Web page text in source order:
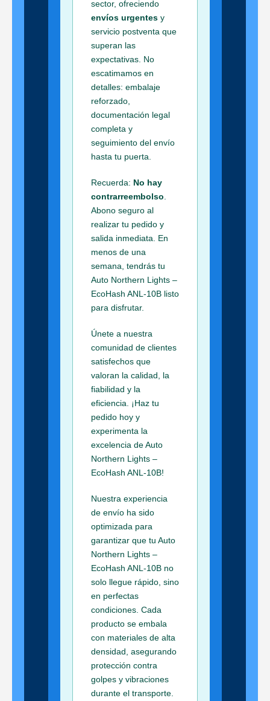
sector, ofreciendo
envíos urgentes y
servicio postventa que
superan las
expectativas. No
escatimamos en
detalles: embalaje
reforzado,
documentación legal
completa y
seguimiento del envío
hasta tu puerta.
Recuerda: No hay
contrarreembolso
Abono seguro al
realizar tu pedido y
salida inmediata. En
menos de una
semana, tendrás tu
Auto Northern Lights –
EcoHash ANL-10B listo
para disfrutar.
Únete a nuestra
comunidad de clientes
satisfechos que
valoran la calidad, la
fiabilidad y la
eficiencia. ¡Haz tu
pedido hoy y
experimenta la
excelencia de Auto
Northern Lights –
EcoHash ANL-10B!
Nuestra experiencia
de envío ha sido
optimizada para
garantizar que tu Auto
Northern Lights –
EcoHash ANL-10B no
solo llegue rápido, sino
en perfectas
condiciones. Cada
producto se embala
con materiales de alta
densidad, asegurando
protección contra
golpes y vibraciones
durante el transporte.